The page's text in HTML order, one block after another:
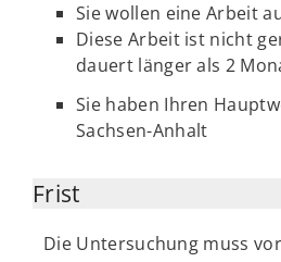
Sie wollen eine Arbeit
Diese Arbeit ist nicht
dauert länger als 2
Sie haben Ihren
Sachsen-Anhalt
Frist
Die Untersuchung muss